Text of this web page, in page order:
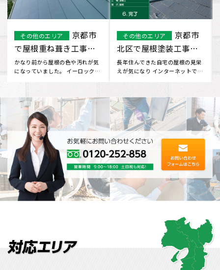
大和高田市
大和高田市
で屋根葺き替え工事を
行いました。
屋根の葺き替えを考えており、ネ
ットで見つけてお問い合わせしま
大阪府
泉大津市で屋
根重ね葺き工事を行い
ました。
家が古くなって来て、屋根の変色
や劣化が気になっていた時、 近所